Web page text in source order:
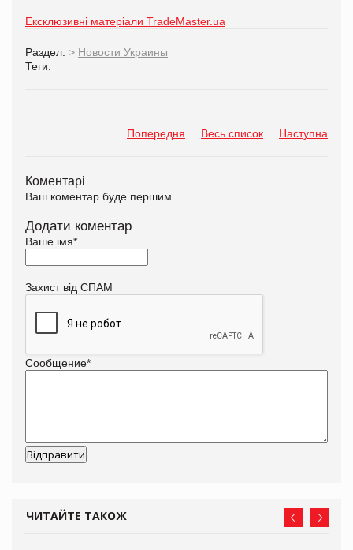
Ексклюзивні матеріали TradeMaster.ua
Раздел: > Новости Украины
Теги:
Попередня Весь список Наступна
Коментарі
Ваш коментар буде першим.
Додати коментар
Ваше імя*
Захист від СПАМ
Сообщение*
ЧИТАЙТЕ ТАКОЖ